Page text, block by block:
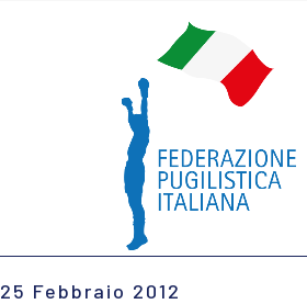
25 Febbraio 2012